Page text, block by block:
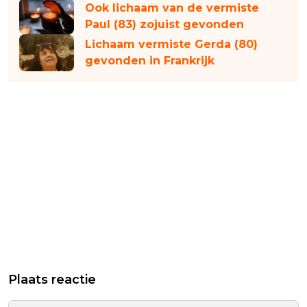
Ook lichaam van de vermiste
Paul (83) zojuist gevonden
Lichaam vermiste Gerda (80)
gevonden in Frankrijk
Plaats reactie